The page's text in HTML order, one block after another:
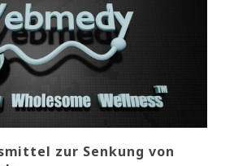
zur Senkung von